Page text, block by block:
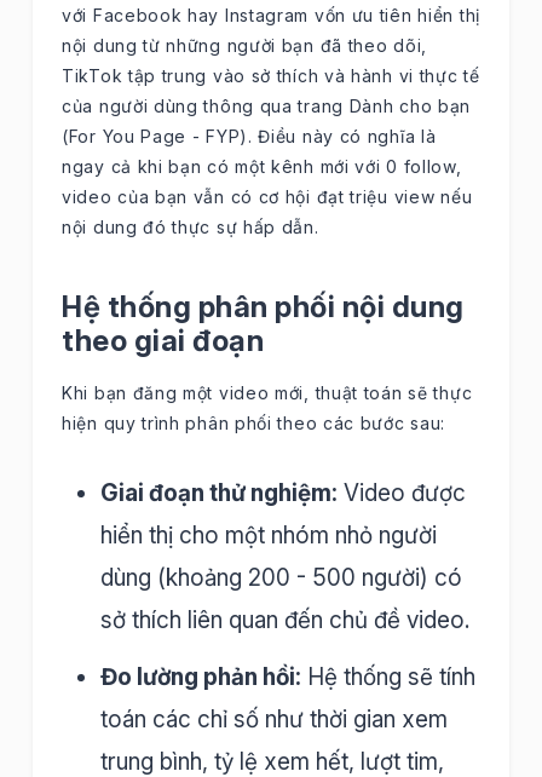
với Facebook hay Instagram vốn ưu tiên hiển thị
nội dung từ những người bạn đã theo dõi,
TikTok tập trung vào sở thích và hành vi thực tế
của người dùng thông qua trang Dành cho bạn
(For You Page - FYP). Điều này có nghĩa là
ngay cả khi bạn có một kênh mới với 0 follow,
video của bạn vẫn có cơ hội đạt triệu view nếu
nội dung đó thực sự hấp dẫn.
Hệ thống phân phối nội dung
theo giai đoạn
Khi bạn đăng một video mới, thuật toán sẽ thực
hiện quy trình phân phối theo các bước sau:
Giai đoạn thử nghiệm: Video được
hiển thị cho một nhóm nhỏ người
dùng (khoảng 200 - 500 người) có
sở thích liên quan đến chủ đề video.
Đo lường phản hồi: Hệ thống sẽ tính
toán các chỉ số như thời gian xem
trung bình, tỷ lệ xem hết, lượt tim,